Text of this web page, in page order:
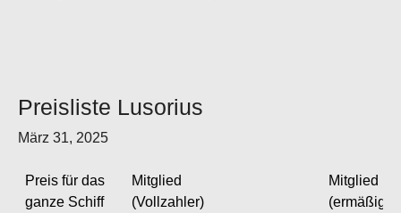
Preisliste Lusorius
März 31, 2025
Preis für das
ganze Schiff
Mitglied
(Vollzahler)
Mitglied
(ermäßigt)